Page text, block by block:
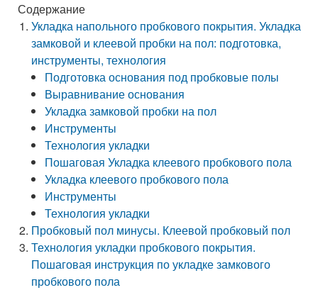
Содержание
Укладка напольного пробкового покрытия. Укладка
замковой и клеевой пробки на пол: подготовка,
инструменты, технология
Подготовка основания под пробковые полы
Выравнивание основания
Укладка замковой пробки на пол
Инструменты
Технология укладки
Пошаговая Укладка клеевого пробкового пола
Укладка клеевого пробкового пола
Инструменты
Технология укладки
Пробковый пол минусы. Клеевой пробковый пол
Технология укладки пробкового покрытия.
Пошаговая инструкция по укладке замкового
пробкового пола